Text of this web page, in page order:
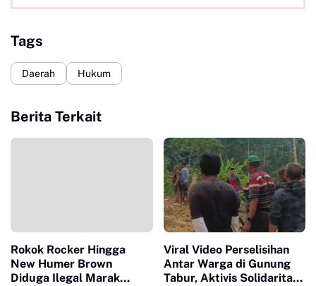
Tags
Daerah Hukum
Berita Terkait
Rokok Rocker Hingga
New Humer Brown
Diduga Ilegal Marak
Viral Video Perselisihan
Antar Warga di Gunung
Tabur, Aktivis Solidaritas